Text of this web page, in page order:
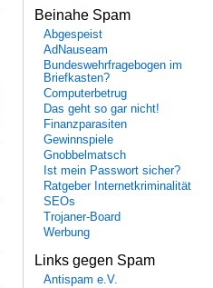
Beinahe Spam
Abgespeist
AdNauseam
Bundeswehrfragebogen im
Briefkasten?
Computerbetrug
Das geht so gar nicht!
Finanzparasiten
Gewinnspiele
Gnobbelmatsch
Ist mein Passwort sicher?
Ratgeber Internetkriminalität
SEOs
Trojaner-Board
Werbung
Links gegen Spam
Antispam e.V.